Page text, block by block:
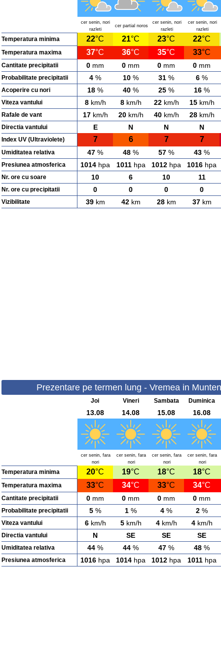
cer senin, nori
razleti
cer partial noros
cer senin, nori
razleti
cer senin, nori
razleti
Temperatura minima 22°C 21°C 23°C 22°C
Temperatura maxima 37°C 36°C 35°C 33°C
Cantitate precipitatii 0 mm 0 mm 0 mm 0 mm
Probabilitate precipitatii 4 % 10 % 31 % 6 %
Acoperire cu nori 18 % 40 % 25 % 16 %
Viteza vantului 8km/h 8km/h 22km/h 15km/h
Rafale de vant 17km/h 20km/h 40km/h 28km/h
Directia vantului E N N N
Index UV (Ultraviolete) 7 6 7 7
Umiditatea relativa 47 % 48 % 57 % 43 %
Presiunea atmosferica 1014 hpa 1011hpa 1012 hpa 1016 hpa
Nr. ore cu soare 10 6 10 11
Nr. ore cu precipitatii 0 0 0 0
Vizibilitate 39km 42km 28km 37km
Prezentare pe termen lung - Vremea in
Joi Vineri Sambata Duminica
13.08 14.08 15.08 16.08
cer senin, fara
nori
cer senin, fara
nori
cer senin, fara
nori
cer senin, fara
nori
Temperatura minima 20°C 19°C 18°C 18°C
Temperatura maxima 33°C 34°C 33°C 34°C
Cantitate precipitatii 0 mm 0 mm 0 mm 0 mm
Probabilitate precipitatii 5 % 1 % 4 % 2 %
Viteza vantului 6km/h 5km/h 4km/h 4km/h
Directia vantului N SE SE SE
Umiditatea relativa 44 % 44 % 47 % 48 %
Presiunea atmosferica 1016 hpa 1014 hpa 1012 hpa 1011hpa